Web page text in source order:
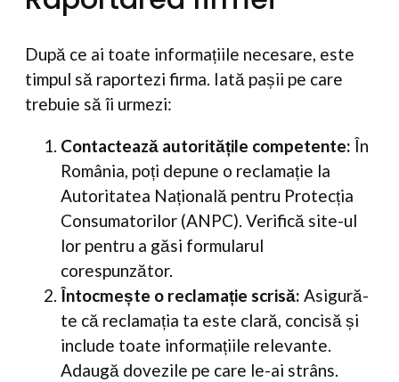
După ce ai toate informațiile necesare, este
timpul să raportezi firma. Iată pașii pe care
trebuie să îi urmezi:
Contactează autoritățile competente: În
România, poți depune o reclamație la
Autoritatea Națională pentru Protecția
Consumatorilor (ANPC). Verifică site-ul
lor pentru a găsi formularul
corespunzător.
Întocmește o reclamație scrisă: Asigură-
te că reclamația ta este clară, concisă și
include toate informațiile relevante.
Adaugă dovezile pe care le-ai strâns.